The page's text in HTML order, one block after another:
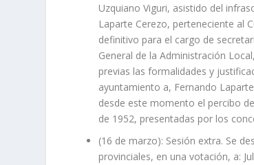
Uzquiano Viguri, asistido del
Laparte Cerezo, perteneciente al
definitivo para el cargo de
General de la Administración
previas las formalidades y
ayuntamiento a, Fernando
desde este momento el percibo
de 1952, presentadas por los
(16 de marzo): Sesión extra. Se
provinciales, en una votación, a: